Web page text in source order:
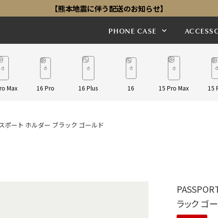
【熊本地震に伴う配送のお知らせ】
PHONE CASE
Max 16 Pro 16 Plus 16 15 Pro Max 15
ポート ホルダー ブラック ゴールド
ラック ゴ